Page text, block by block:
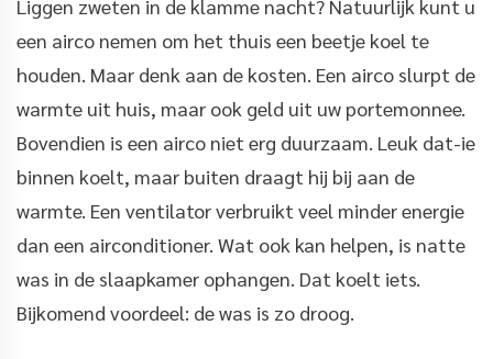
Liggen zweten in de klamme nacht? Natuurlijk kunt u
een airco nemen om het thuis een beetje koel te
houden. Maar denk aan de kosten. Een airco slurpt de
warmte uit huis, maar ook geld uit uw portemonnee.
Bovendien is een airco niet erg duurzaam. Leuk dat-ie
binnen koelt, maar buiten draagt hij bij aan de
warmte. Een ventilator verbruikt veel minder energie
dan een airconditioner. Wat ook kan helpen, is natte
was in de slaapkamer ophangen. Dat koelt iets.
Bijkomend voordeel: de was is zo droog.